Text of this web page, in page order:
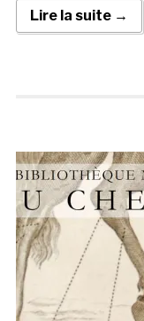
Lire la suite →